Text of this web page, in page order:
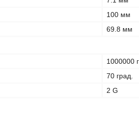
100 мм
69.8 мм
1000000
70 град.
2 G